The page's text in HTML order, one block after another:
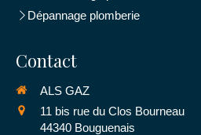
Dépannage plomberie
Contact
ALS GAZ
11 bis rue du Clos Bourneau
44340 Bouguenais